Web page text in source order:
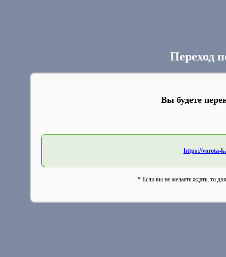
Переход
Вы будете
https://vorota-
* Если вы не желаете ждать, то